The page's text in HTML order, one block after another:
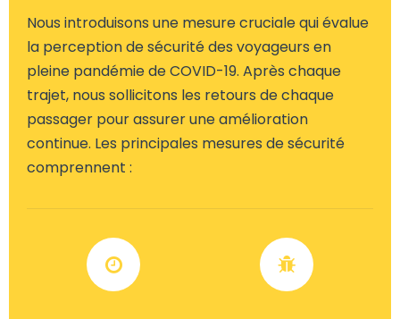
Nous introduisons une mesure cruciale qui évalue
la perception de sécurité des voyageurs en
pleine pandémie de COVID-19. Après chaque
trajet, nous sollicitons les retours de chaque
passager pour assurer une amélioration
continue. Les principales mesures de sécurité
comprennent :